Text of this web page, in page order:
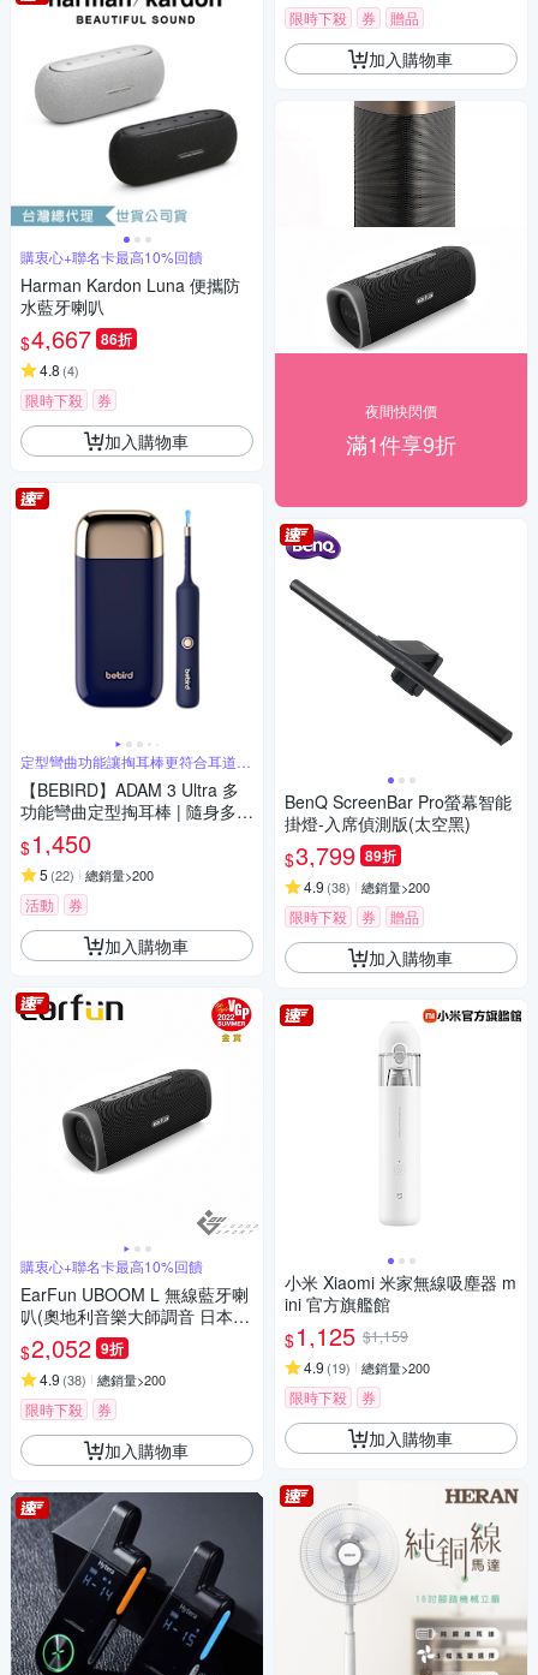
購衷心+聯名卡最高10%回饋
Harman Kardon Luna 便攜防
水藍牙喇叭
$4,667 86折
4.8 (4)
限時下殺 券
加入購物車
定型彎曲功能讓掏耳棒更符合耳道曲
線
【BEBIRD】ADAM 3 Ultra 多
功能彎曲定型掏耳棒 | 隨身多功
能配件盒獨家豪華版
$1,450
5 (22) 總銷量>200
活動 券
加入購物車
購衷心+聯名卡最高10%回饋
EarFun UBOOM L 無線藍牙喇
叭(奧地利音樂大師調音 日本V
GP金賞獎)
$2,052 9折
4.9 (38) 總銷量>200
限時下殺 券
加入購物車
限時下殺 券 贈品
加入購物車
夜間快閃價
滿1件享9折
BenQ ScreenBar Pro螢幕智能
掛燈-入席偵測版(太空黑)
$3,799 89折
4.9 (38) 總銷量>200
限時下殺 券 贈品
加入購物車
小米 Xiaomi 米家無線吸塵器 m
ini 官方旗艦館
$1,125 $1,159
4.9 (19) 總銷量>200
限時下殺 券
加入購物車